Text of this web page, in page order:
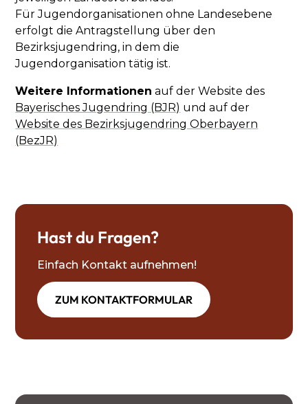
Für Jugendorganisationen ohne Landesebene
erfolgt die Antragstellung über den
Bezirksjugendring, in dem die
Jugendorganisation tätig ist.
Weitere Informationen auf der Website des
Bayerisches Jugendring (BJR) und auf der
Website des Bezirksjugendring Oberbayern
(BezJR)
Hast du Fragen?
Einfach Kontakt aufnehmen!
ZUM KONTAKTFORMULAR